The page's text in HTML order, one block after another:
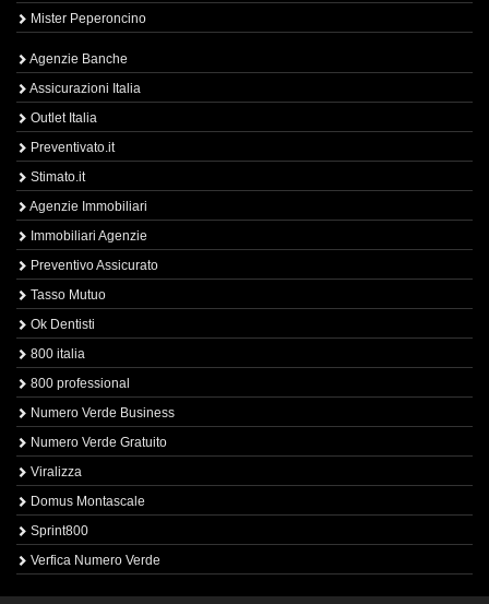
Mister Peperoncino
Agenzie Banche
Assicurazioni Italia
Outlet Italia
Preventivato.it
Stimato.it
Agenzie Immobiliari
Immobiliari Agenzie
Preventivo Assicurato
Tasso Mutuo
Ok Dentisti
800 italia
800 professional
Numero Verde Business
Numero Verde Gratuito
Viralizza
Domus Montascale
Sprint800
Verfica Numero Verde